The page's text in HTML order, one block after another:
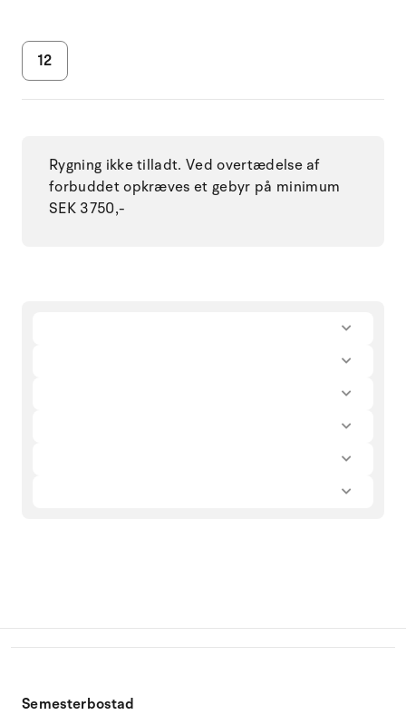
12
Rygning ikke tilladt. Ved overtædelse af
forbuddet opkræves et gebyr på minimum
SEK 3750,-
Semesterbostad